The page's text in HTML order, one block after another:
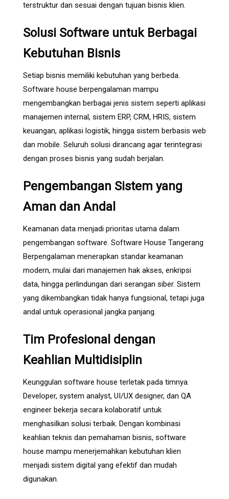
terstruktur dan sesuai dengan tujuan bisnis klien.
Solusi Software untuk Berbagai
Kebutuhan Bisnis
Setiap bisnis memiliki kebutuhan yang berbeda.
Software house berpengalaman mampu
mengembangkan berbagai jenis sistem seperti aplikasi
manajemen internal, sistem ERP, CRM, HRIS, sistem
keuangan, aplikasi logistik, hingga sistem berbasis web
dan mobile. Seluruh solusi dirancang agar terintegrasi
dengan proses bisnis yang sudah berjalan.
Pengembangan Sistem yang
Aman dan Andal
Keamanan data menjadi prioritas utama dalam
pengembangan software. Software House Tangerang
Berpengalaman menerapkan standar keamanan
modern, mulai dari manajemen hak akses, enkripsi
data, hingga perlindungan dari serangan siber. Sistem
yang dikembangkan tidak hanya fungsional, tetapi juga
andal untuk operasional jangka panjang.
Tim Profesional dengan
Keahlian Multidisiplin
Keunggulan software house terletak pada timnya.
Developer, system analyst, UI/UX designer, dan QA
engineer bekerja secara kolaboratif untuk
menghasilkan solusi terbaik. Dengan kombinasi
keahlian teknis dan pemahaman bisnis, software
house mampu menerjemahkan kebutuhan klien
menjadi sistem digital yang efektif dan mudah
digunakan.